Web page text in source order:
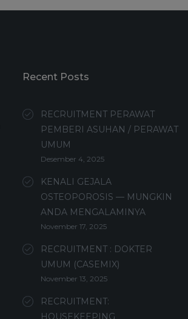
Recent Posts
RECRUITMENT PERAWAT
PEMBERI ASUHAN / PERAWAT
UMUM
Desember 4, 2025
KENALI GEJALA
OSTEOPOROSIS — MUNGKIN
ANDA MENGALAMINYA
November 17, 2025
RECRUITMENT : DOKTER
UMUM (CASEMIX)
November 13, 2025
RECRUITMENT:
HOUSEKEEPING